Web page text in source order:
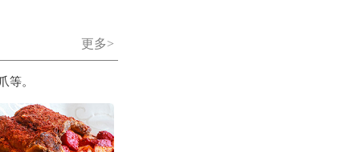
更多>
等。